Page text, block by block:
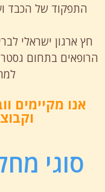
התפקוד של הכבד
חץ ארגון ישראלי
הרופאים בתחום
אנו מקיימים
סוגי